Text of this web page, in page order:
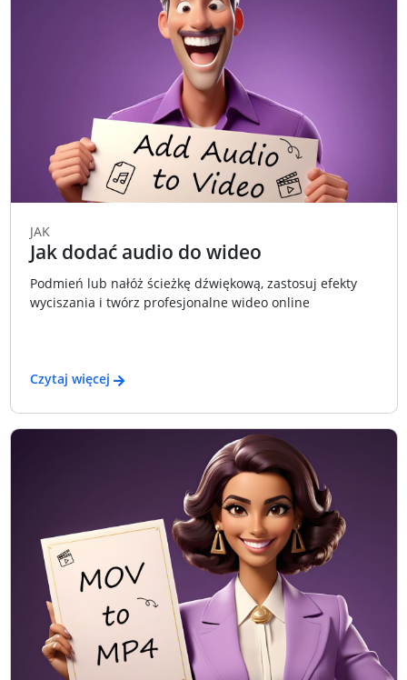
JAK
Jak dodać audio do wideo
Podmień lub nałóż ścieżkę dźwiękową, zastosuj efekty
wyciszania i twórz profesjonalne wideo online
Czytaj więcej